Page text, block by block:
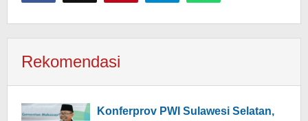
Rekomendasi
Konferprov PWI Sulawesi Selatan,